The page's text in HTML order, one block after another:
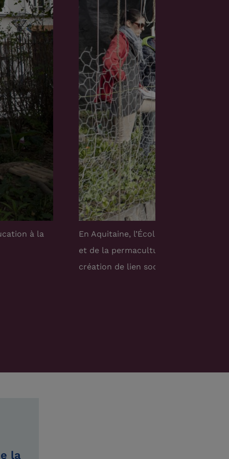
à la
En Aquitaine, l’Écolieu Jeanot a mis
et de la permaculture. Cette
création de lien social.
la